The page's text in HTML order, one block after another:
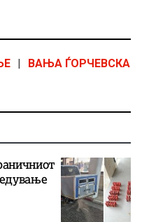
ВАЊА ЃОРЧЕВСКА